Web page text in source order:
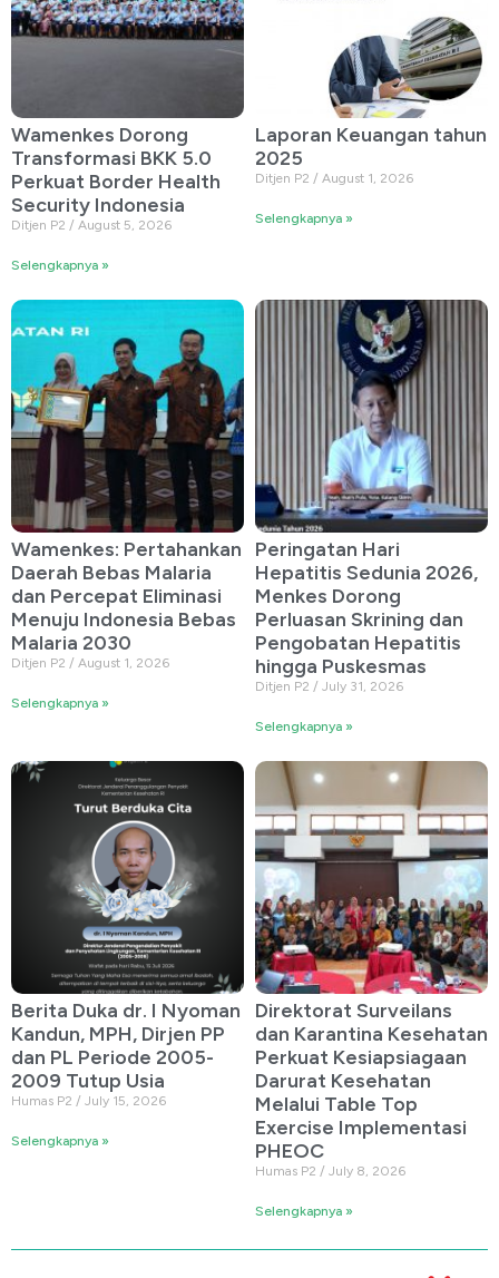
Wamenkes Dorong
Transformasi BKK 5.0
Perkuat Border Health
Security Indonesia
Ditjen P2 August 5, 2026
Selengkapnya »
Laporan Keuangan tahun
2025
Ditjen P2 August 1, 2026
Selengkapnya »
Wamenkes: Pertahankan
Daerah Bebas Malaria
dan Percepat Eliminasi
Menuju Indonesia Bebas
Malaria 2030
Ditjen P2 August 1, 2026
Selengkapnya »
Peringatan Hari
Hepatitis Sedunia 2026,
Menkes Dorong
Perluasan Skrining dan
Pengobatan Hepatitis
hingga Puskesmas
Ditjen P2 July 31, 2026
Selengkapnya »
Berita Duka dr. I Nyoman
Kandun, MPH, Dirjen PP
dan PL Periode 2005-
2009 Tutup Usia
Humas P2 July 15, 2026
Selengkapnya »
Direktorat Surveilans
dan Karantina Kesehatan
Perkuat Kesiapsiagaan
Darurat Kesehatan
Melalui Table Top
Exercise Implementasi
PHEOC
Humas P2 July 8, 2026
Selengkapnya »